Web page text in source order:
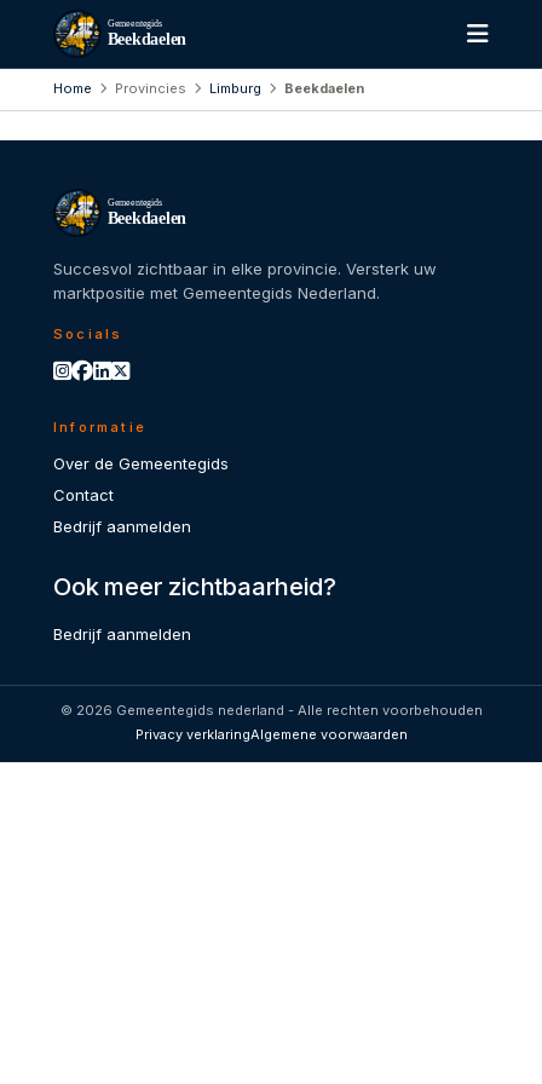
Gemeentegids
Beekdaelen
Home Provincies Limburg Beekdaelen
Gemeentegids
Beekdaelen
Succesvol zichtbaar in elke provincie. Versterk uw
marktpositie met Gemeentegids Nederland.
Socials
Informatie
Over de Gemeentegids
Contact
Bedrijf aanmelden
Ook meer zichtbaarheid?
Bedrijf aanmelden
© 2026 Gemeentegids nederland - Alle rechten voorbehouden
Privacy verklaringAlgemene voorwaarden